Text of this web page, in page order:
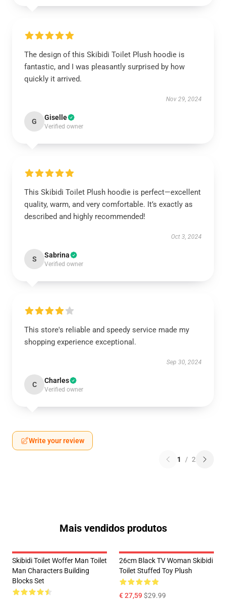
The design of this Skibidi Toilet Plush hoodie is
fantastic, and I was pleasantly surprised by how
quickly it arrived.
Nov 29, 2024
G Giselle
Verified owner
This Skibidi Toilet Plush hoodie is perfect—excellent
quality, warm, and very comfortable. It’s exactly as
described and highly recommended!
Oct 3, 2024
S Sabrina
Verified owner
This store's reliable and speedy service made my
shopping experience exceptional.
Sep 30, 2024
C Charles
Verified owner
Write your review
1 / 2
Mais vendidos produtos
Skibidi Toilet Woffer Man Toilet
Man Characters Building
Blocks Set
26cm Black TV Woman Skibidi
Toilet Stuffed Toy Plush
€ 27,59$29.99